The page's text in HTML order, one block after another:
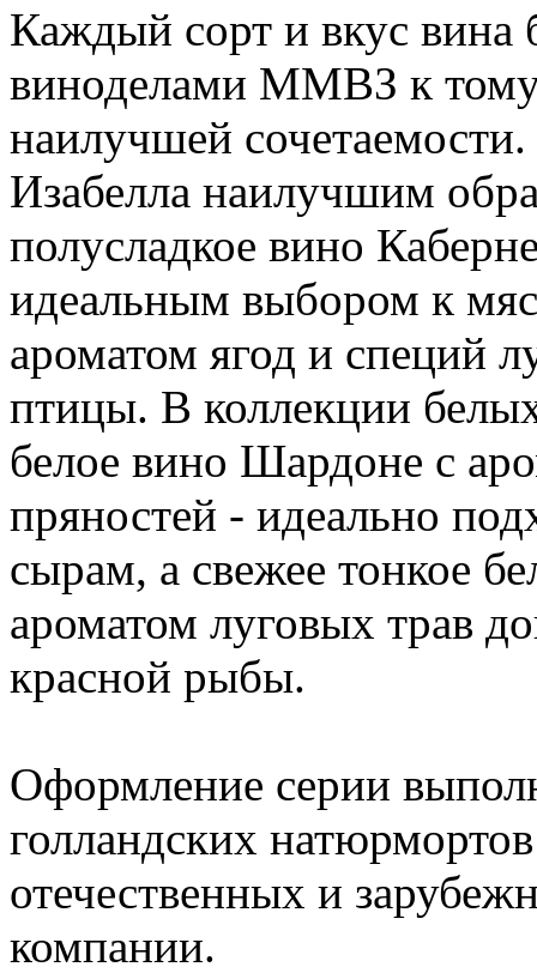
Каждый сорт и вкус вина
виноделами ММВЗ к
наилучшей
Изабелла наилучшим
полусладкое вино
идеальным выбором к
ароматом ягод и специй
птицы. В коллекции
белое вино Шардоне с
пряностей - идеально
сырам, а свежее тонкое
ароматом луговых трав
красной рыбы.
Оформление серии
голландских
отечественных и
компании.